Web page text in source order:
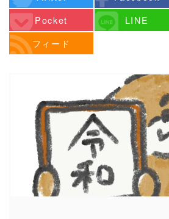
Pocket
LINE
フィード